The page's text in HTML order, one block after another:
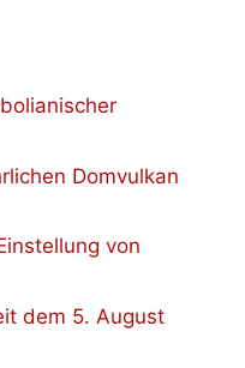
Domvulkan
von
dem 5. August